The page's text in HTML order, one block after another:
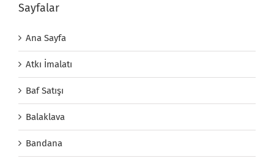
Sayfalar
Ana Sayfa
Atkı İmalatı
Baf Satışı
Balaklava
Bandana